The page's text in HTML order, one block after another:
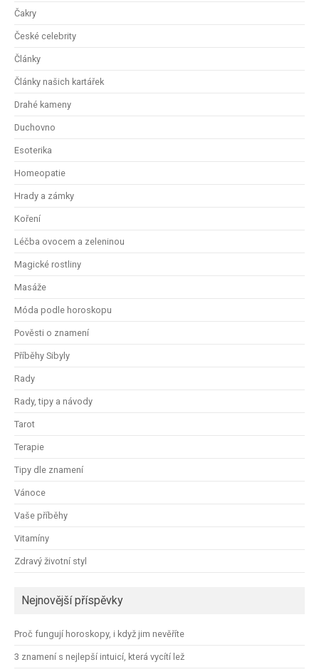
Čakry
České celebrity
Články
Články našich kartářek
Drahé kameny
Duchovno
Esoterika
Homeopatie
Hrady a zámky
Koření
Léčba ovocem a zeleninou
Magické rostliny
Masáže
Móda podle horoskopu
Pověsti o znamení
Příběhy Sibyly
Rady
Rady, tipy a návody
Tarot
Terapie
Tipy dle znamení
Vánoce
Vaše příběhy
Vitamíny
Zdravý životní styl
Nejnovější příspěvky
Proč fungují horoskopy, i když jim nevěříte
3 znamení s nejlepší intuicí, která vycítí lež